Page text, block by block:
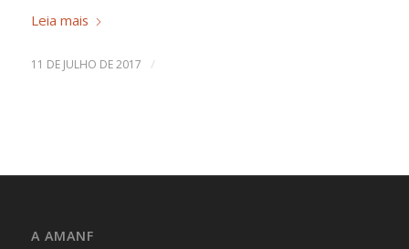
Leia mais
11 DE JULHO DE 2017 /
A AMANF